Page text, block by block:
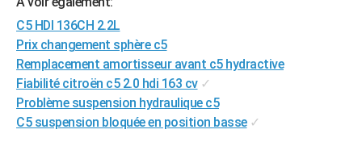
Alimentation
Guide de la santé
Maladies
Médicaments
Sommeil
VOYAGE
Destinations
City break
Voyage nature
Voyage de noces
Forum
Climat
+PHOTO
GUIDES D'ACHAT
BONS PLANS
C5 HDI 136CH 2.2L
Prix changement sphère c5
Remplacement amortisseur avant c5 hydractive
Fiabilité citroën c5 2.0 hdi 163 cv ✓
Problème suspension hydraulique c5
C5 suspension bloquée en position basse ✓